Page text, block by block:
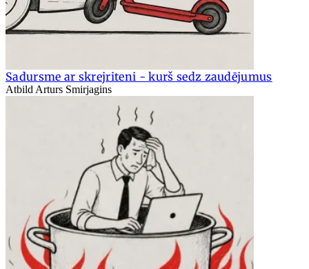
Sadursme ar skrejriteni - kurš sedz zaudējumus
Atbild Arturs Smirjagins